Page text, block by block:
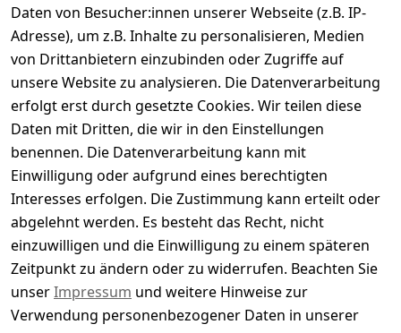
Durchschnittliche Bewertung
0
Basierend auf 0 Bewertung(en)
Bewertung abgeben
5
( 0 )
4
( 0 )
3
( 0 )
2
( 0 )
1
( 0 )
Es hat noch niemand eine Bewertung für diesen
Artikel abgegeben
Daten von Besucher:innen unserer Webseite (z.B. IP-
Adresse), um z.B. Inhalte zu personalisieren, Medien
von Drittanbietern einzubinden oder Zugriffe auf
unsere Website zu analysieren. Die Datenverarbeitung
erfolgt erst durch gesetzte Cookies. Wir teilen diese
Daten mit Dritten, die wir in den Einstellungen
benennen. Die Datenverarbeitung kann mit
Einwilligung oder aufgrund eines berechtigten
Interesses erfolgen. Die Zustimmung kann erteilt oder
abgelehnt werden. Es besteht das Recht, nicht
einzuwilligen und die Einwilligung zu einem späteren
Zeitpunkt zu ändern oder zu widerrufen. Beachten Sie
unserImpressum und weitere Hinweise zur
Verwendung personenbezogener Daten in unserer